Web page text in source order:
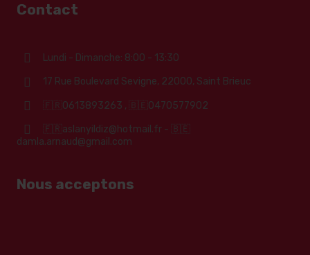
Contact
Lundi - Dimanche: 8:00 - 13:30
17 Rue Boulevard Sevigne, 22000, Saint Brieuc
🇫🇷0613893263 , 🇧🇪0470577902
🇫🇷aslanyildiz@hotmail.fr - 🇧🇪
damla.arnaud@gmail.com
Nous acceptons